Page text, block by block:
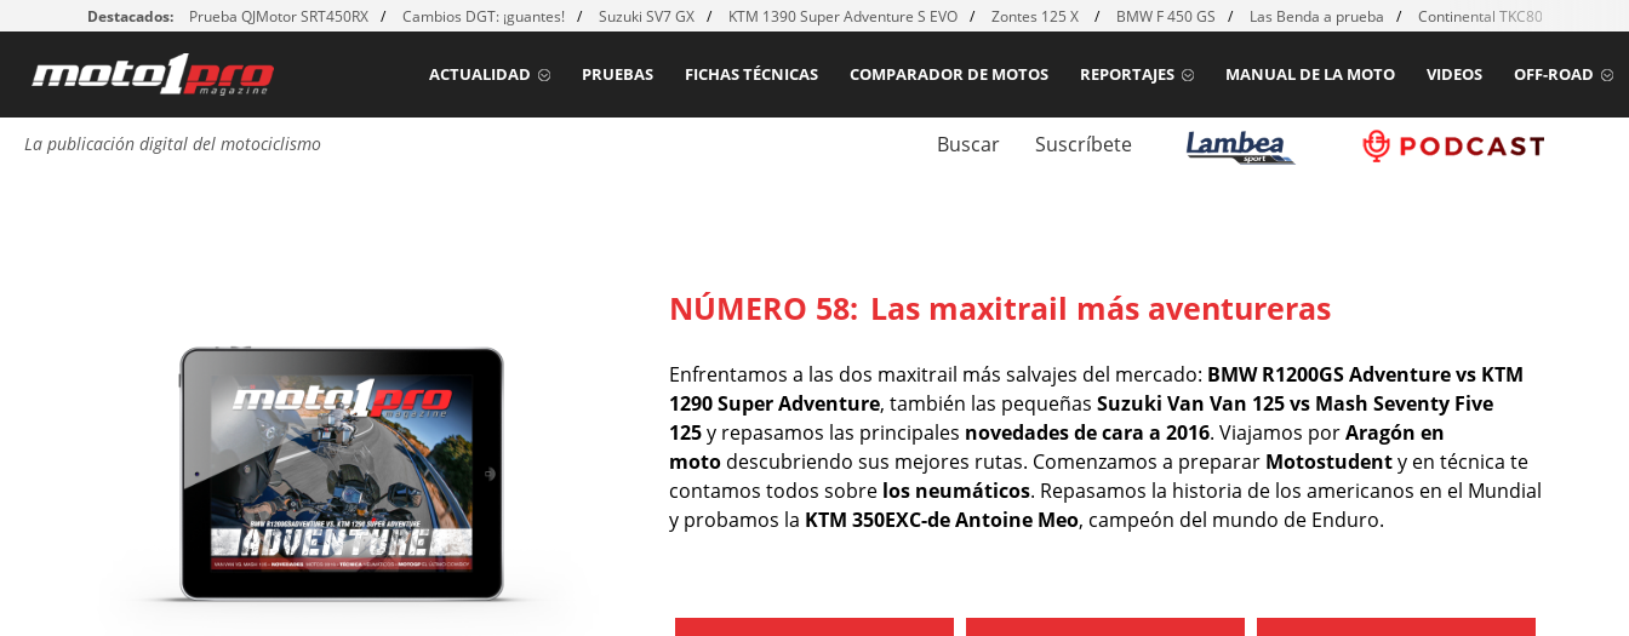
Destacados: Prueba QJMotor SRT450RX Cambios DGT: ¡guantes! Suzuki SV7 GX KTM 1390 Super Adventure S EVO Zontes 125 X BMW F 450 GS Las Benda a prueba Continental TKC80 mk2
OFF-ROAD
VIDEOS
MANUAL DE LA MOTO
REPORTAJES
COMPARADOR DE MOTOS
FICHAS TÉCNICAS
PRUEBAS
ACTUALIDAD
La publicación digital del motociclismo Buscar Suscríbete
NÚMERO 58: Las maxitrail más aventureras
Enfrentamos a las dos maxitrail más salvajes del mercado: BMW R1200GS Adventure vs KTM
1290 Super Adventure, también las pequeñas Suzuki Van Van 125 vs Mash Seventy Five
125y repasamos las principales novedades de cara a 2016. Viajamos porAragón en
moto descubriendo sus mejores rutas. Comenzamos a preparar Motostudenty en técnica te
contamos todos sobre los neumáticos. Repasamos la historia de los americanos en el Mundial
y probamos la KTM 350EXC-de Antoine Meo, campeón del mundo de Enduro.